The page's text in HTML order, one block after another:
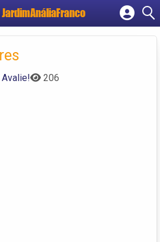
JardimAnáliaFranco
Cadastrar empresa
Criar conta
Avalie! 206